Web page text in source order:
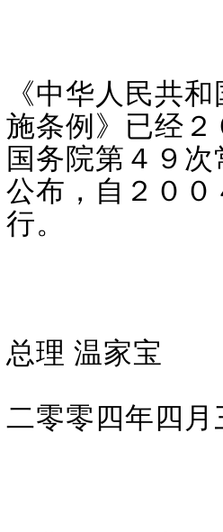
《中华人民共
施条例》已经
国务院第４９
公布，自２０
行。
总理 温家宝
二零零四年四月